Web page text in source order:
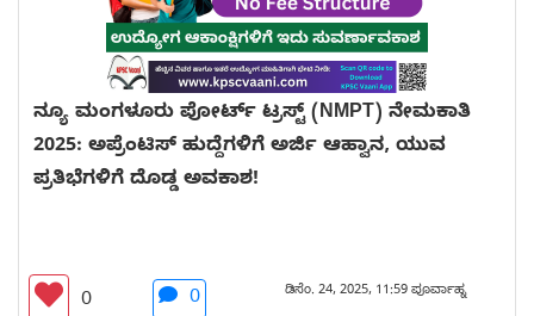
ನ್ಯೂ ಮಂಗಳೂರು ಪೋರ್ಟ್ ಟ್ರಸ್ಟ್ (NMPT) ನೇಮಕಾತಿ
2025: ಅಪ್ರೆಂಟಿಸ್ ಹುದ್ದೆಗಳಿಗೆ ಅರ್ಜಿ ಆಹ್ವಾನ, ಯುವ
ಪ್ರತಿಭೆಗಳಿಗೆ ದೊಡ್ಡ ಅವಕಾಶ!
0 0 ಡಿಸೆಂ. 24, 2025, 11:59 ಪೂರ್ವಾಹ್ನ